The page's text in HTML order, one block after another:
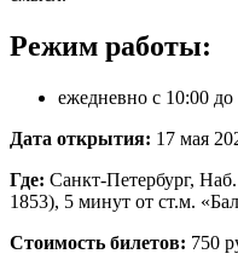
Режим работы:
ежедневно с 10:00 до
Дата открытия: 17 мая
Где: Санкт-Петербург,
1853), 5 минут от ст.м.
Стоимость билетов: 750